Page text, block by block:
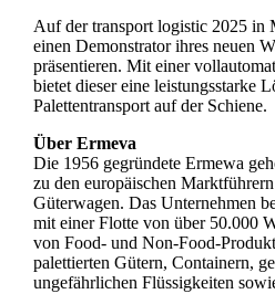
Auf der transport logistic 2025 in
einen Demonstrator ihres neuen
präsentieren. Mit einer
bietet dieser eine leistungsstarke
Palettentransport auf der Schiene.
Über Ermeva
Die 1956 gegründete Ermewa
zu den europäischen
Güterwagen. Das Unternehmen
mit einer Flotte von über 50.000
von Food- und Non-Food-
palettierten Gütern, Containern,
ungefährlichen Flüssigkeiten